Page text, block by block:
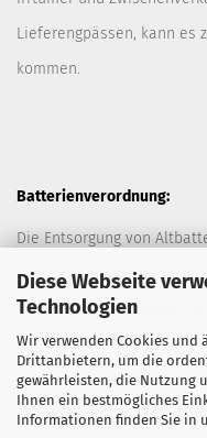
Diese Webseite
Technologien
Wir verwenden Cookies und
Drittanbietern, um die
gewährleisten, die Nutzung
Ihnen ein bestmögliches
Informationen finden Sie in
Lieferengpässen, kann es
kommen.
Batterienverordnung:
Die Entsorgung von
davor vorgesehen
Weiteren hat der Kunde
Altakkumulatoren
zurückzuschicken. Die
Altakkumulatoren durch